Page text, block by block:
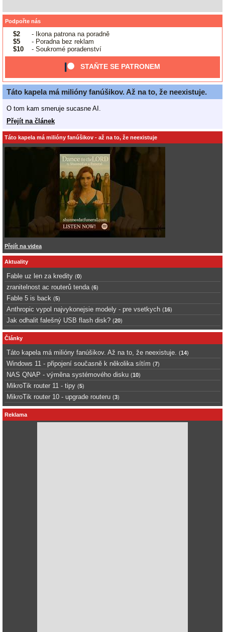
Podpořte nás
$2
- Ikona patrona na poradně
$5
- Poradna bez reklam
$10
- Soukromé poradenství
STAŇTE SE PATRONEM
Táto kapela má milióny fanúšikov. Až na to, že neexistuje.
O tom kam smeruje sucasne AI.
Přejít na článek
Táto kapela má milióny fanúšikov - až na to, že neexistuje
Přejít na videa
Aktuality
Fable uz len za kredity (0)
zranitelnost ac routerů tenda (6)
Fable 5 is back (5)
Anthropic vypol najvykonejsie modely - pre vsetkych (16)
Jak odhalit falešný USB flash disk? (20)
Články
Táto kapela má milióny fanúšikov. Až na to, že neexistuje. (14)
Windows 11 - připojení současně k několika sítím (7)
NAS QNAP - výměna systémového disku (10)
MikroTik router 11 - tipy (5)
MikroTik router 10 - upgrade routeru (3)
Reklama